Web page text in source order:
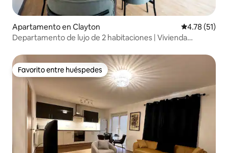
Apartamento en Clayton Calificación
4.78 (51)
Departamento de lujo de 2 habitaciones | Vivienda
Favorito entre huéspedes
Favorito entre huéspedes